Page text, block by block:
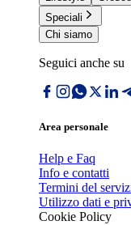
Speciali
Chi siamo
Seguici anche su
Area personale
Help e Faq
Info e contatti
Termini del
Utilizzo dati e
Cookie Policy